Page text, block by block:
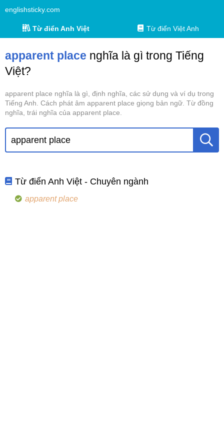
englishsticky.com
Từ điển Anh Việt Từ điển Việt Anh
apparent place nghĩa là gì trong Tiếng
Việt?
apparent place nghĩa là gì, định nghĩa, các sử dụng và ví dụ trong
Tiếng Anh. Cách phát âm apparent place giọng bản ngữ. Từ đồng
nghĩa, trái nghĩa của apparent place.
Từ điển Anh Việt - Chuyên ngành
apparent place